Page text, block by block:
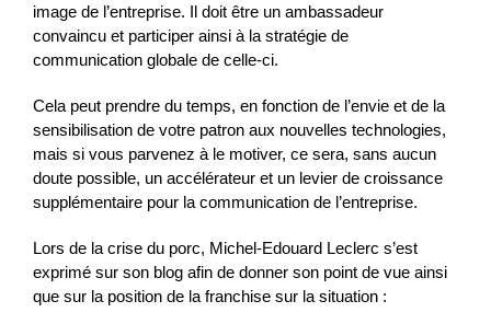
image de l’entreprise. Il doit être un ambassadeur
convaincu et participer ainsi à la stratégie de
communication globale de celle-ci.
Cela peut prendre du temps, en fonction de l’envie et de la
sensibilisation de votre patron aux nouvelles technologies,
mais si vous parvenez à le motiver, ce sera, sans aucun
doute possible, un accélérateur et un levier de croissance
supplémentaire pour la communication de l’entreprise.
Lors de la crise du porc, Michel-Edouard Leclerc s’est
exprimé sur son blog afin de donner son point de vue ainsi
que sur la position de la franchise sur la situation :